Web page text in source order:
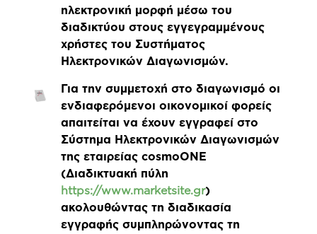
ηλεκτρονική μορφή μέσω του
διαδικτύου στους εγγεγραμμένους
χρήστες του Συστήματος
Ηλεκτρονικών Διαγωνισμών.
Για την συμμετοχή στο διαγωνισμό οι
ενδιαφερόμενοι οικονομικοί φορείς
απαιτείται να έχουν εγγραφεί στο
Σύστημα Ηλεκτρονικών Διαγωνισμών
της εταιρείας cosmoONE
(Διαδικτυακή πύλη
https://www.marketsite.gr)
ακολουθώντας τη διαδικασία
εγγραφής συμπληρώνοντας τη